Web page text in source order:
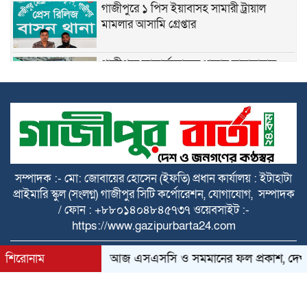
গাজীপুরে ১ পিস ইয়াবাসহ সামারী ট্রায়াল
মামলার আসামি গ্রেপ্তার
গাজীপুরে কাভার্ডভ্যানের ধাক্কায় মাদ্রাসাছাত্র
নিহত, ঢাকা-ময়মনসিংহ মহাসড়ক অবরোধ
রাষ্ট্রপতি নির্বাচনে ১১ দলীয় জোটের প্রার্থী অলি
আহমদ
রাষ্ট্রপতি নির্বাচনে বিএনপির মনোনয়নপত্র সংগ্রহ
গাজীপুরে ১১ লাখ টাকার বিদেশি মদসহ দুইজন
গ্রেপ্তার
সম্পাদক :- মো: জোবায়ের হোসেন (ইফতি) প্রধান কার্যালয় : ইটাহাটা
প্রাইমারি স্কুল (সংলগ্ন) গাজীপুর সিটি কর্পোরেশন, যোগাযোগ, সম্পাদক
/ ফোন : +৮৮০১৪০৪৮৪৫৭৩৭ ওয়েবসাইট :-
https://www.gazipurbarta24.com
All rights reserved © 2025 Themes Created by
শিরোনাম আজ এসএসসি ও সমমানের ফল প্রকাশ, দেখা